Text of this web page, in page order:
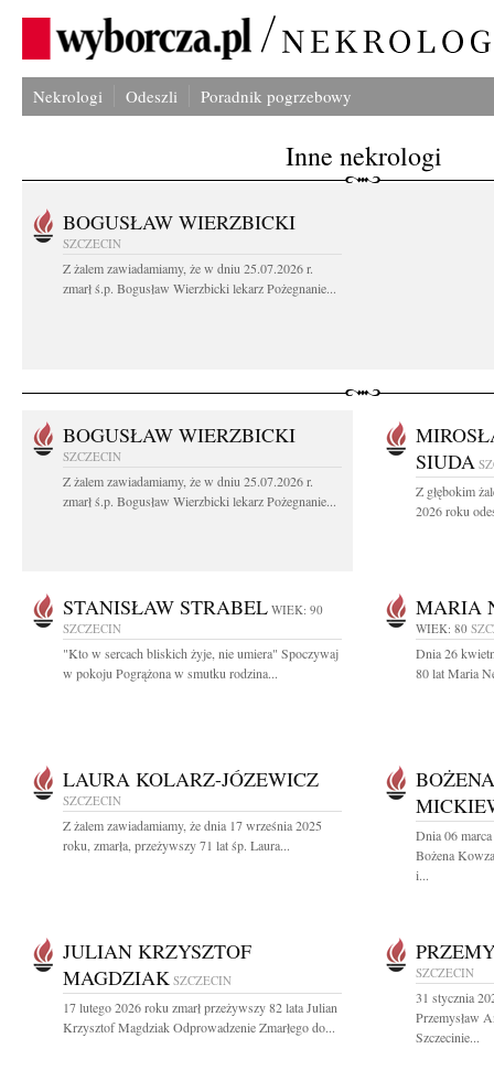
Nekrologi Odeszli Poradnik pogrzebowy
Inne nekrologi
BOGUSŁAW WIERZBICKI
SZCZECIN
Z żalem zawiadamiamy, że w dniu 25.07.2026 r.
zmarł ś.p. Bogusław Wierzbicki lekarz Pożegnanie...
BOGUSŁAW WIERZBICKI
SZCZECIN
Z żalem zawiadamiamy, że w dniu 25.07.2026 r.
zmarł ś.p. Bogusław Wierzbicki lekarz Pożegnanie...
SIUDA
Z głębokim
2026 roku
STANISŁAW STRABEL WIEK: 90
SZCZECIN
"Kto w sercach bliskich żyje, nie umiera" Spoczywaj
w pokoju Pogrążona w smutku rodzina...
MARIA
WIEK: 80
Dnia 26
80 lat Maria
LAURA KOLARZ-JÓZEWICZ
SZCZECIN
Z żalem zawiadamiamy, że dnia 17 września 2025
roku, zmarła, przeżywszy 71 lat śp. Laura...
Dnia 06
Bożena
i...
JULIAN KRZYSZTOF
MAGDZIAK SZCZECIN
17 lutego 2026 roku zmarł przeżywszy 82 lata Julian
Krzysztof Magdziak Odprowadzenie Zmarłego do...
SZCZECIN
31 stycznia
Przemysław
Szczecinie...